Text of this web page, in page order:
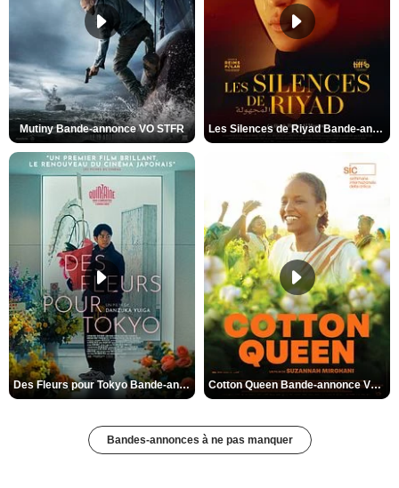
Mutiny Bande-annonce VO STFR Les Silences de Riyad Bande-annonce VO STFR
Des Fleurs pour Tokyo Bande-annonce VO STFR Cotton Queen Bande-annonce VO STFR
Bandes-annonces à ne pas manquer